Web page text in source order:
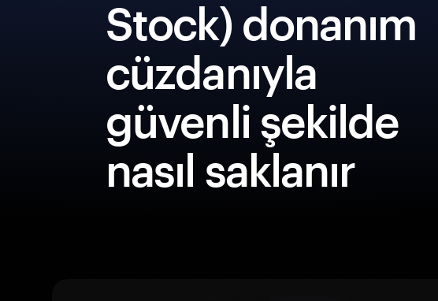
Stock) donanım
cüzdanıyla
güvenli şekilde
nasıl saklanır